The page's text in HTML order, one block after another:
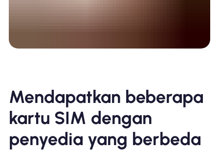
Mendapatkan beberapa
kartu SIM dengan
penyedia yang berbeda